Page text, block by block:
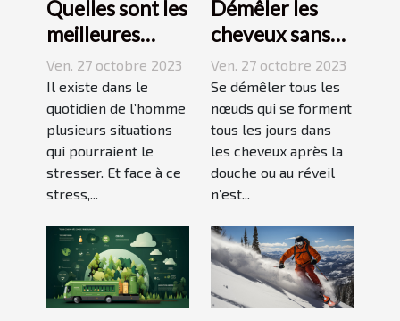
Quelles sont les
meilleures
techniques
pour vaincre le
stress ?
Ven. 27 octobre 2023
Il existe dans le
quotidien de l’homme
plusieurs situations
qui pourraient le
stresser. Et face à ce
stress,...
Démêler les
cheveux sans
difficulté et
sans douleur :
comment s’y
prendre ?
Ven. 27 octobre 2023
Se démêler tous les
nœuds qui se forment
tous les jours dans
les cheveux après la
douche ou au réveil
n’est...